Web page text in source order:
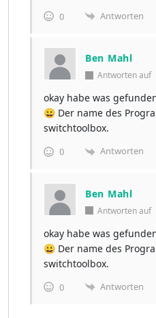
0 Antworten
Ben Mahl
Antworten auf
okay habe was
😀 Der name des
switchtoolbox.
0 Antworten
Ben Mahl
Antworten auf
okay habe was
😀 Der name des
switchtoolbox.
0 Antworten